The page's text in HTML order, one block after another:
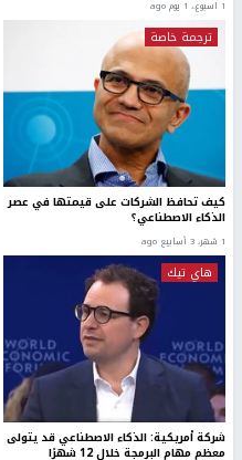
1 اسبوع.، 1 يوم ago
ترجمة خاصة
كيف تحافظ الشركات على قيمتها في عصر
الذكاء الاصطناعي؟
1 شهر، 3 أسابيع ago
هاي تيك
شركة أمريكية: الذكاء الاصطناعي قد يتولى
معظم مهام البرمجة خلال 12 شهرًا